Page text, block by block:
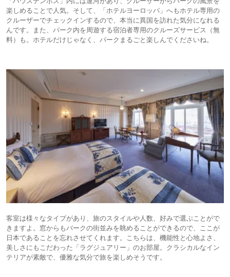
楽しめることで人気。そして、「ホテルヨーロッパ」へもホテル専用の
クルーザーでチェックインするので、本当に異国を訪れた気分になれる
んです。また、パーク内を周遊する宿泊者専用のクルーズサービス（無
料）も。ホテルだけじゃなく、パークまるごと楽しんでくださいね。
客室は様々なタイプがあり、旅のスタイルや人数、好みで選ぶことがで
きますよ。窓からもパークの街並みを眺めることができるので、ここが
日本であることを忘れさせてくれます。こちらは、機能性と心地よさ、
美しさにもこだわった「ラグジュアリー」のお部屋。クラシカルなイン
テリアが素敵で、優雅な気分で旅を楽しめそうです。